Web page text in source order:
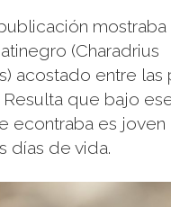
mostraba
(Charadrius
acostado entre las
que bajo
econtraba es
días de vida.